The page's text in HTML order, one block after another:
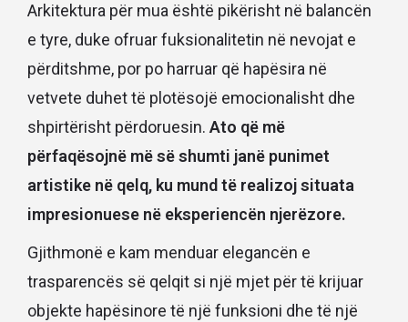
Arkitektura për mua është pikërisht në balancën
e tyre, duke ofruar fuksionalitetin në nevojat e
përditshme, por po harruar që hapësira në
vetvete duhet të plotësojë emocionalisht dhe
shpirtërisht përdoruesin. Ato që më
përfaqësojnë më së shumti janë punimet
artistike në qelq, ku mund të realizoj situata
impresionuese në eksperiencën njerëzore.
Gjithmonë e kam menduar elegancën e
trasparencës së qelqit si një mjet për të krijuar
objekte hapësinore të një funksioni dhe të një